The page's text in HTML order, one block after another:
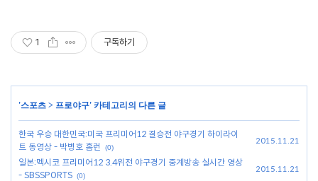
1 구독하기
'스포츠 > 프로야구' 카테고리의 다른 글
한국 우승 대한민국:미국 프리미어12 결승전 야구경기 하이라이
트 동영상 - 박병호 홈런
(0)
2015.11.21
일본:멕시코 프리미어12 3.4위전 야구경기 중계방송 실시간 영상
- SBSSPORTS (0)
2015.11.21